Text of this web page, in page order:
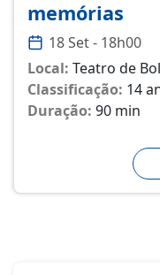
memórias
18 Set - 18h00
Local: Teatro de
Classificação: 14
Duração: 90 min